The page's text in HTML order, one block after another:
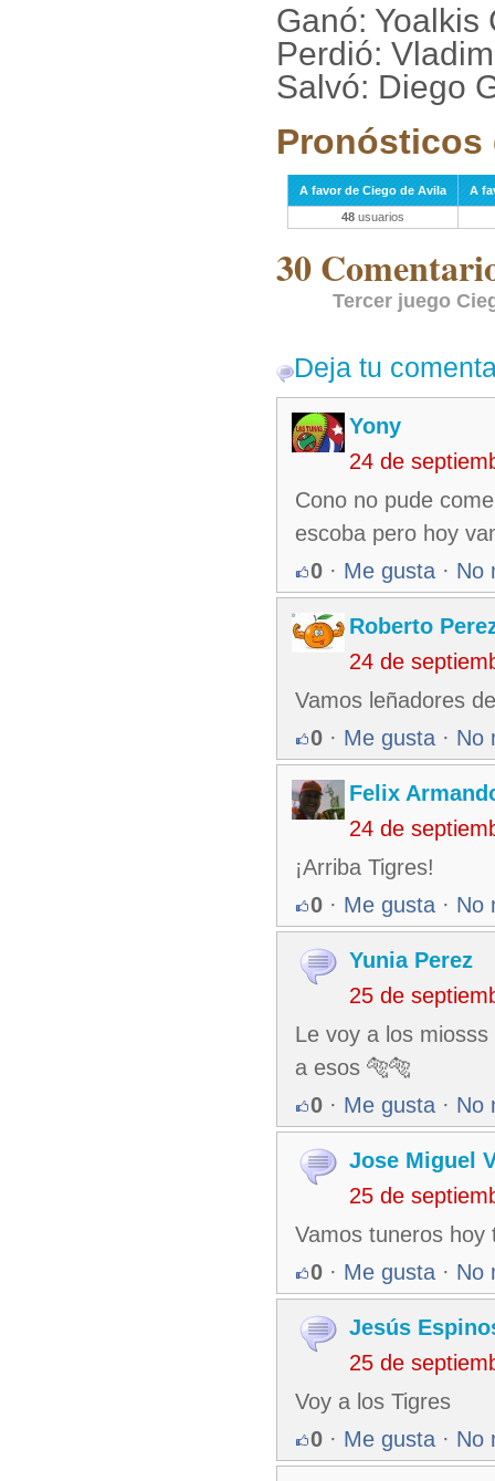
Ganó: Yoalkis
Perdió:
Salvó: Diego
Pronósticos
A favor de Ciego de Avila
A
48 usuarios
30
Tercer juego
Deja tu
Yony
24 de
Cono no pude
escoba pero hoy
0 · Me gusta · No
Roberto
24 de
Vamos leñadores
0 · Me gusta · No
Felix
24 de
¡Arriba Tigres!
0 · Me gusta · No
Yunia Perez
25 de
Le voy a los
a esos 🐅🐅
0 · Me gusta · No
Jose Miguel
25 de
Vamos tuneros hoy
0 · Me gusta · No
Jesús
25 de
Voy a los Tigres
0 · Me gusta · No